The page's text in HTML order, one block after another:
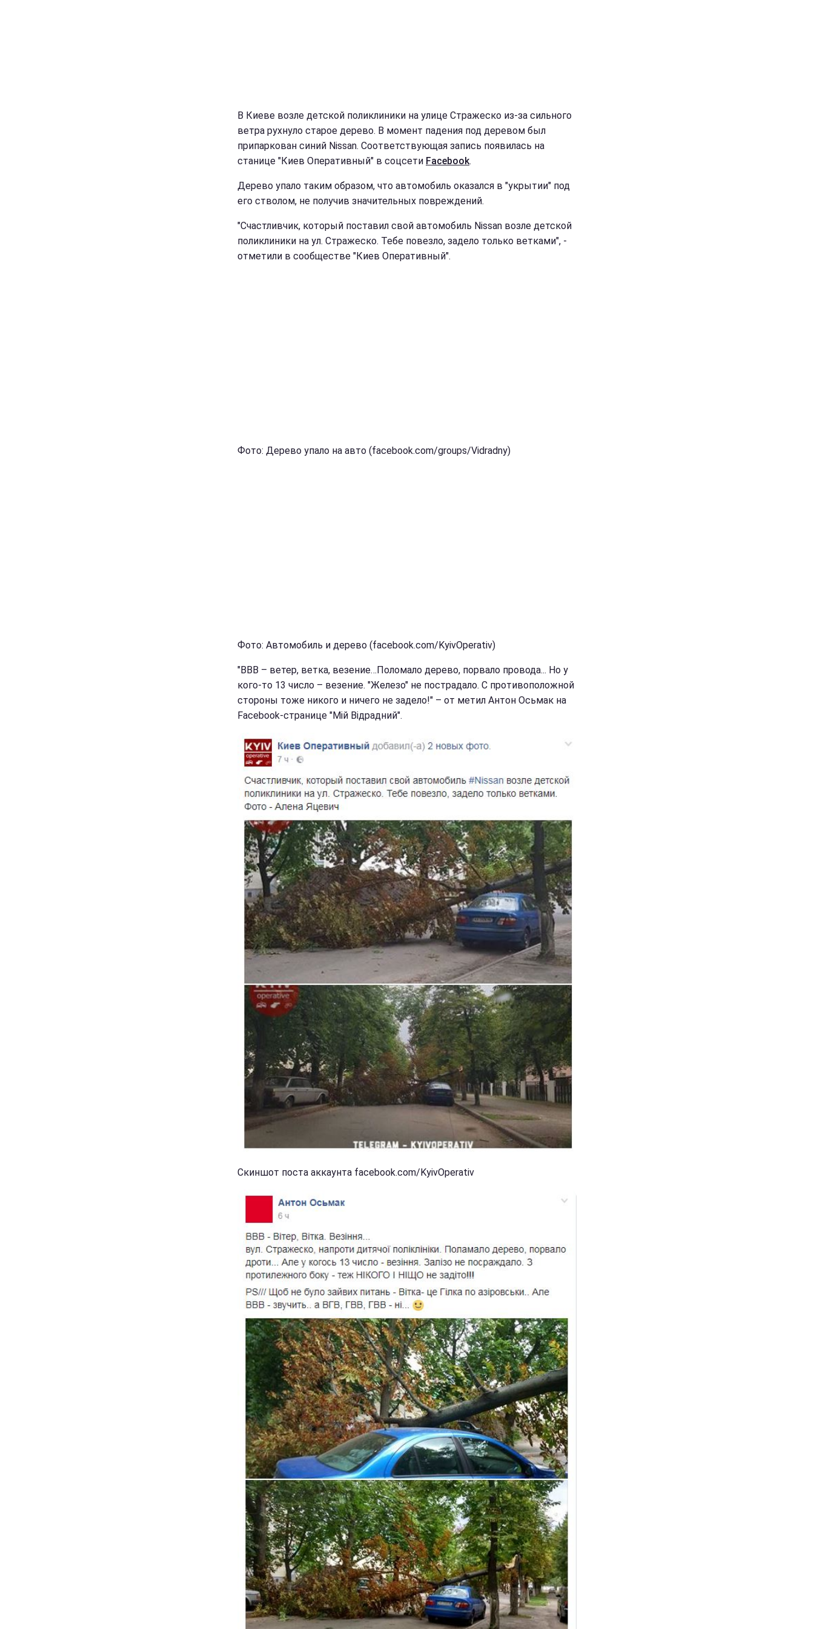
В Киеве возле детской поликлиники на улице Стражеско из-за сильного
ветра рухнуло старое дерево. В момент падения под деревом был
припаркован синий Nissan. Соответствующая запись появилась на
станице "Киев Оперативный" в соцсети Facebook.
Дерево упало таким образом, что автомобиль оказался в "укрытии" под
его стволом, не получив значительных повреждений.
"Счастливчик, который поставил свой автомобиль Nissan возле детской
поликлиники на ул. Стражеско. Тебе повезло, задело только ветками", -
отметили в сообществе "Киев Оперативный".
Фото: Дерево упало на авто (facebook.com/groups/Vidradny)
Фото: Автомобиль и дерево (facebook.com/KyivOperativ)
"ВВВ – ветер, ветка, везение…Поломало дерево, порвало провода... Но у
кого-то 13 число – везение. "Железо" не пострадало. С противоположной
стороны тоже никого и ничего не задело!" – от метил Антон Осьмак на
Facebook-странице "Мій Відрадний".
Скиншот поста аккаунта facebook.com/KyivOperativ